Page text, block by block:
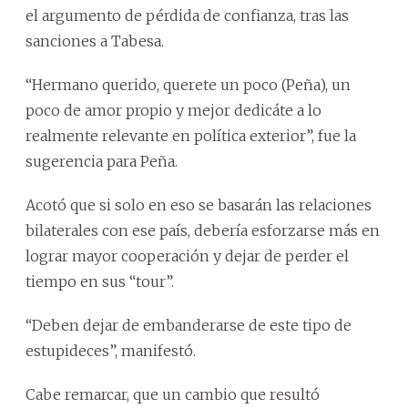
el argumento de pérdida de confianza, tras las
sanciones a Tabesa.
“Hermano querido, querete un poco (Peña), un
poco de amor propio y mejor dedicáte a lo
realmente relevante en política exterior”, fue la
sugerencia para Peña.
Acotó que si solo en eso se basarán las relaciones
bilaterales con ese país, debería esforzarse más en
lograr mayor cooperación y dejar de perder el
tiempo en sus “tour”.
“Deben dejar de embanderarse de este tipo de
estupideces”, manifestó.
Cabe remarcar, que un cambio que resultó